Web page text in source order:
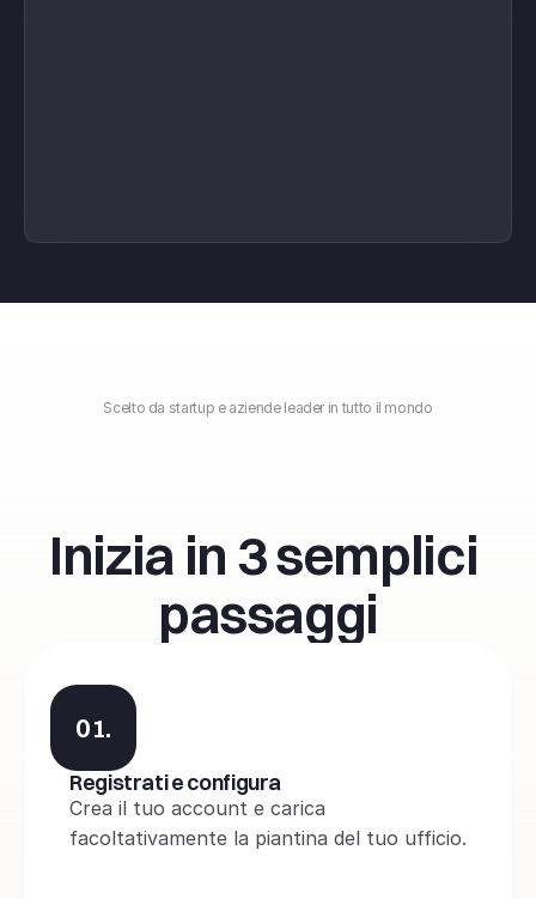
Scelto da startup e aziende leader in tutto il mondo
Inizia in 3 semplici
passaggi
01.
Registrati e configura
Crea il tuo account e carica
facoltativamente la piantina del tuo ufficio.